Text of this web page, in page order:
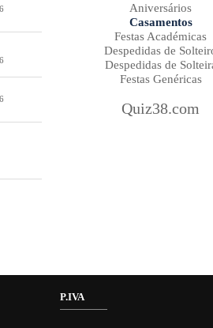
Aniversários
Casamentos
Festas Académicas
Despedidas de
Despedidas de
Festas Genéricas
Quiz38.com
P.IVA